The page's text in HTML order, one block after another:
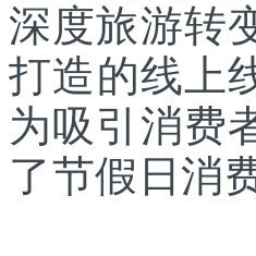
深度旅游转
打造的线上
为吸引消费
了节假日消